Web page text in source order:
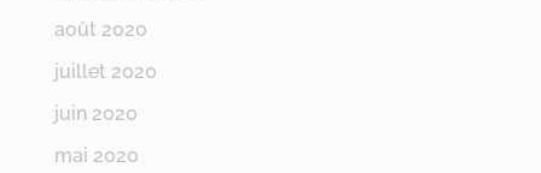
août 2020
juillet 2020
juin 2020
mai 2020